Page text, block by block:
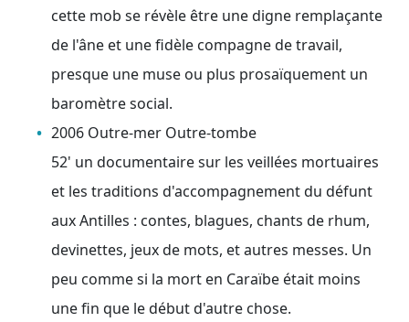
cette mob se révèle être une digne remplaçante
de l'âne et une fidèle compagne de travail,
presque une muse ou plus prosaïquement un
baromètre social.
2006 Outre-mer Outre-tombe
52' un documentaire sur les veillées mortuaires
et les traditions d'accompagnement du défunt
aux Antilles : contes, blagues, chants de rhum,
devinettes, jeux de mots, et autres messes. Un
peu comme si la mort en Caraïbe était moins
une fin que le début d'autre chose.